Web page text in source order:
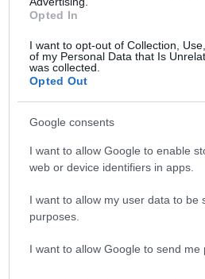
Opted In
I want to opt-out of Collection,
of my Personal Data that Is
was collected.
Opted Out
Google consents
I want to allow Google to enable
web or device identifiers in apps.
I want to allow my user data to be
purposes.
I want to allow Google to send me